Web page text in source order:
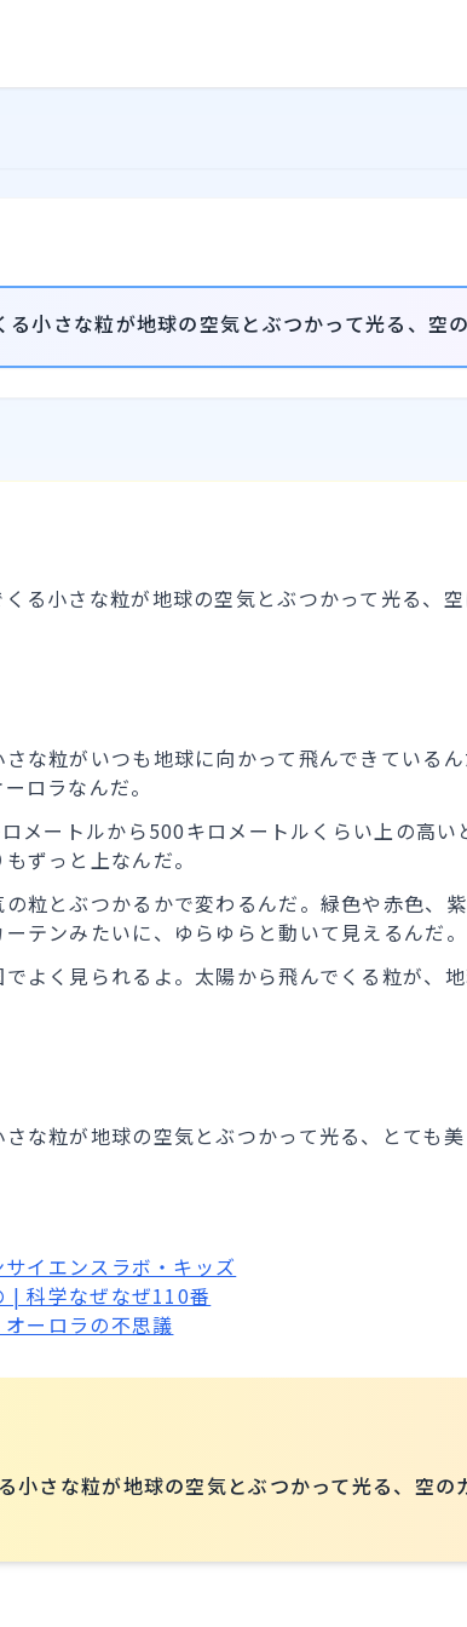
小さな粒が地球の空気とぶつかって光る、空
る小さな粒が地球の空気とぶつかって光る、
な粒がいつも地球に向かって飛んできている
ロラなんだ。
メートルから500キロメートルくらい上の高い
ずっと上なんだ。
粒とぶつかるかで変わるんだ。緑色や赤色、
テンみたいに、ゆらゆらと動いて見えるんだ。
よく見られるよ。太陽から飛んでくる粒が、
な粒が地球の空気とぶつかって光る、とても
イエンスラボ・キッズ
| 科学なぜなぜ110番
ーロラの不思議
小さな粒が地球の空気とぶつかって光る、空の